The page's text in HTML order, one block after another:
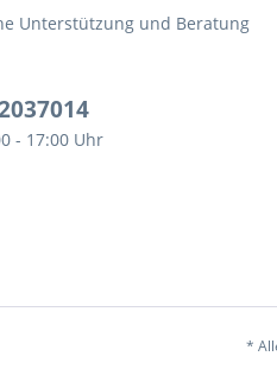
Unterstützung und Beratung
- 17:00 Uhr
*